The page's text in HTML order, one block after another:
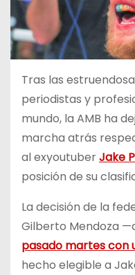
Tras las
periodistas y
mundo, la AMB ha
marcha atrás
al exyoutuberJake
posición de su
La decisión de la
Gilberto Mendoza
pasado martes con
hecho elegible a